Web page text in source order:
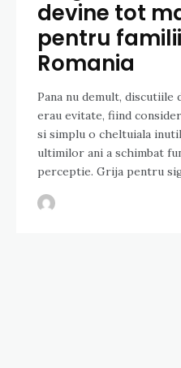
devine tot
pentru
Romania
Pana nu demult,
erau evitate, fiind
si simplu o cheltuiala
ultimilor ani a schimbat
perceptie. Grija pentru